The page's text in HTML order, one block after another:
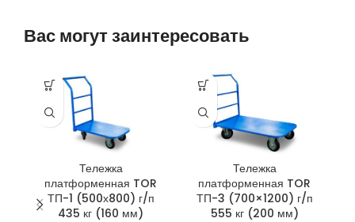
Вас могут заинтересовать
Тележка
платформенная TOR
ТП-1 (500х800) г/п
435 кг (160 мм)
Тележка
платформенная TOR
ТП-3 (700×1200) г/п
555 кг (200 мм)